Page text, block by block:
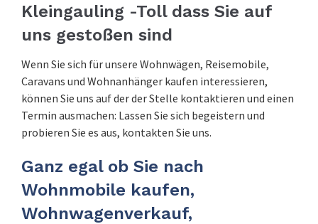
Kleingauling -Toll dass Sie auf
uns gestoßen sind
Wenn Sie sich für unsere Wohnwägen, Reisemobile,
Caravans und Wohnanhänger kaufen interessieren,
können Sie uns auf der der Stelle kontaktieren und einen
Termin ausmachen: Lassen Sie sich begeistern und
probieren Sie es aus, kontakten Sie uns.
Ganz egal ob Sie nach
Wohnmobile kaufen,
Wohnwagenverkauf,